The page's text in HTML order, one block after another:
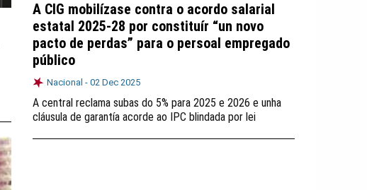
A CIG mobilízase contra o acordo salarial
estatal 2025-28 por constituír “un novo
pacto de perdas” para o persoal empregado
público
Nacional - 02 Dec 2025
A central reclama subas do 5% para 2025 e 2026 e unha
cláusula de garantía acorde ao IPC blindada por lei